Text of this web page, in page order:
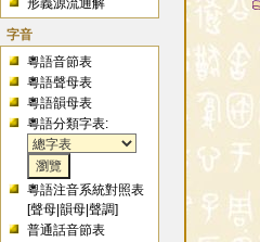
形義源流通解
字音
粵語音節表
粵語聲母表
粵語韻母表
粵語分類字表:
粵語注音系統對照表
[聲母 |韻母 |聲調]
普通話音節表